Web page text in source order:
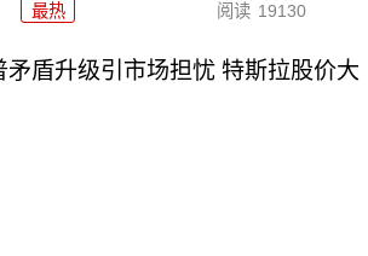
最热 阅读 19130
矛盾升级引市场担忧 特斯拉股价大